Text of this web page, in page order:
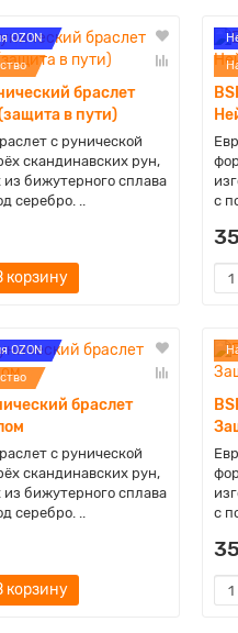
OZON
браслет
в пути)
с рунической
скандинавских рун,
из бижутерного сплава
серебро. ..
корзину
с
OZON
браслет
с рунической
скандинавских рун,
из бижутерного сплава
серебро. ..
корзину
с